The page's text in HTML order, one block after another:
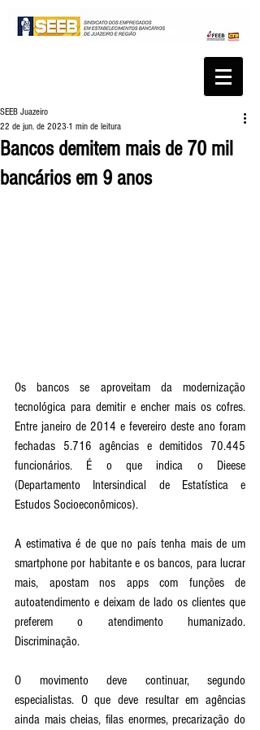
Bancos demitem mais de 70 mil
bancários em 9 anos
SEEB Juazeiro
22 de jun. de 2023 1 min de leitura
Os bancos se aproveitam da modernização
tecnológica para demitir e encher mais os cofres.
Entre janeiro de 2014 e fevereiro deste ano foram
fechadas 5.716 agências e demitidos 70.445
funcionários. É o que indica o Dieese
(Departamento Intersindical de Estatística e
Estudos Socioeconômicos).
A estimativa é de que no país tenha mais de um
smartphone por habitante e os bancos, para lucrar
mais, apostam nos apps com funções de
autoatendimento e deixam de lado os clientes que
preferem o atendimento humanizado.
Discriminação.
O movimento deve continuar, segundo
especialistas. O que deve resultar em agências
ainda mais cheias, filas enormes, precarização do